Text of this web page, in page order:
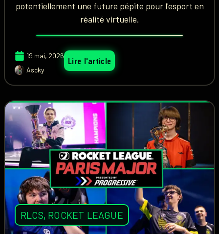
potentiellement une future pépite pour l'esport en
réalité virtuelle.
19 mai, 2026
Ascky
Lire l'article
RLCS, ROCKET LEAGUE